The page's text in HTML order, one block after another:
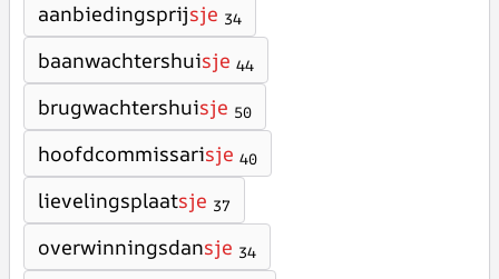
aanbiedingsprijsje 34
baanwachtershuisje 44
brugwachtershuisje 50
hoofdcommissarisje 40
lievelingsplaatsje 37
overwinningsdansje 34